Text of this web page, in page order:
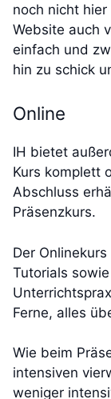
noch nicht
Website auch
einfach und
hin zu schick
Online
IH bietet
Kurs komplett
Abschluss
Präsenzkurs.
Der
Tutorials
Ferne, alles
Wie beim
intensiven
weniger